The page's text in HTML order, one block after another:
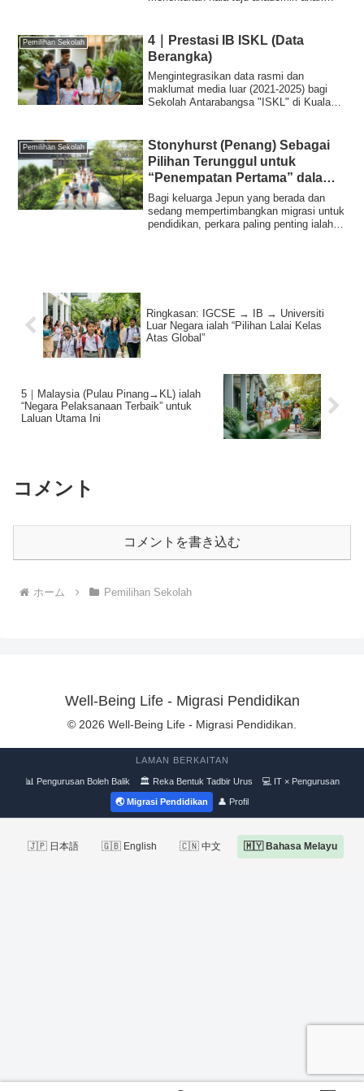
Pemilihan Sekolah
4｜Prestasi IB ISKL (Data
Berangka)
Mengintegrasikan data rasmi dan
maklumat media luar (2021-2025) bagi
Sekolah Antarabangsa "ISKL" di Kuala
Pemilihan Sekolah
Stonyhurst (Penang) Sebagai
Pilihan Terunggul untuk
“Penempatan Pertama” dalam
Migrasi Pendidikan
Bagi keluarga Jepun yang berada dan
sedang mempertimbangkan migrasi untuk
pendidikan, perkara paling penting ialah
Ringkasan: IGCSE → IB → Universiti
Luar Negara ialah “Pilihan Lalai Kelas
Atas Global”
5｜Malaysia (Pulau Pinang→KL) ialah
“Negara Pelaksanaan Terbaik” untuk
Laluan Utama Ini
コメント
コメントを書き込む
ホーム Pemilihan Sekolah
Well-Being Life - Migrasi Pendidikan
© 2026 Well-Being Life - Migrasi Pendidikan.
LAMAN BERKAITAN
📊 Pengurusan Boleh Balik 🏛 Reka Bentuk Tadbir Urus 💻 IT × Pengurusan
🌏 Migrasi Pendidikan 👤 Profil
🇯🇵 日本語 🇬🇧 English 🇨🇳 中文 🇲🇾 Bahasa Melayu